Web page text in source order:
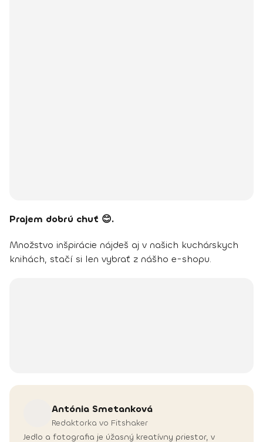
Prajem dobrú chuť 😊.
Množstvo inšpirácie nájdeš aj v našich kuchárskych
knihách, stačí si len vybrať z nášho e-shopu.
Antónia Smetanková
Redaktorka vo Fitshaker
Jedlo a fotografia je úžasný kreatívny priestor, v